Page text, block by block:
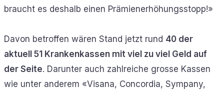
braucht es deshalb einen Prämienerhöhungsstopp!»
Davon betroffen wären Stand jetzt rund 40 der
aktuell 51 Krankenkassen mit viel zu viel Geld auf
der Seite. Darunter auch zahlreiche grosse Kassen
wie unter anderem «Visana, Concordia, Sympany,